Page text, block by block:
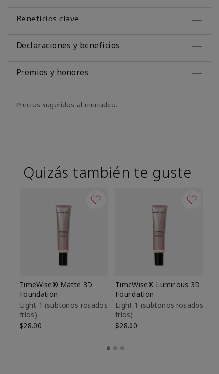
Beneficios clave
Declaraciones y beneficios
Premios y honores
Precios sugeridos al menudeo.
Quizás también te guste
TimeWise® Matte 3D
Foundation
Light 1​ (subtonos rosados
fríos)
$28.00
TimeWise® Luminous 3D
Foundation
Light 1​ (subtonos rosados
fríos)
$28.00